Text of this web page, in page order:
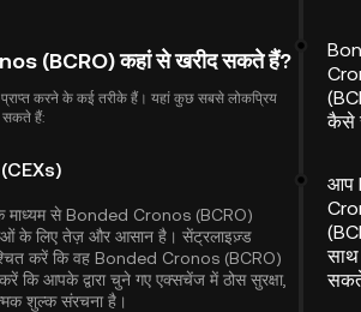
(BCRO) कहां से खरीद सकते हैं?
करने के कई तरीके हैं। यहां कुछ सबसे लोकप्रिय
सकते हैं:
माध्यम से Bonded Cronos (BCRO)
के लिए तेज़ और आसान है। सेंट्रलाइज़्ड
करें कि वह Bonded Cronos (BCRO)
कि आपके द्वारा चुने गए एक्सचेंज में ठोस सुरक्षा,
शुल्क संरचना है।
कैसे
आप